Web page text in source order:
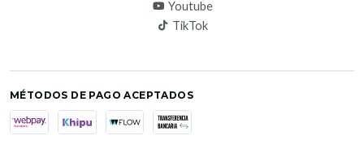
Youtube
TikTok
MÉTODOS DE PAGO ACEPTADOS